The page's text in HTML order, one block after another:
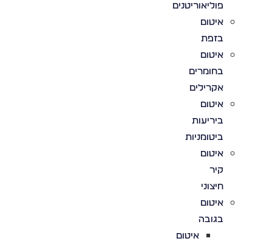
פוליאוריטנים
איטום
בזפת
איטום
בחומרים
אקרילים
איטום
ביריעות
ביטומניות
איטום
קיר
חיצוני
איטום
בגובה
איטום